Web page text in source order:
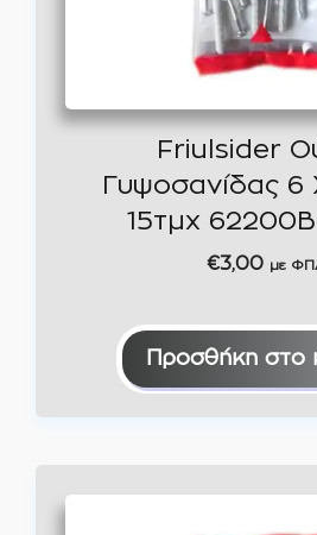
Friulsider
Γυψοσανίδας 6
15τμχ
€3,00 με
Προσθήκη στο